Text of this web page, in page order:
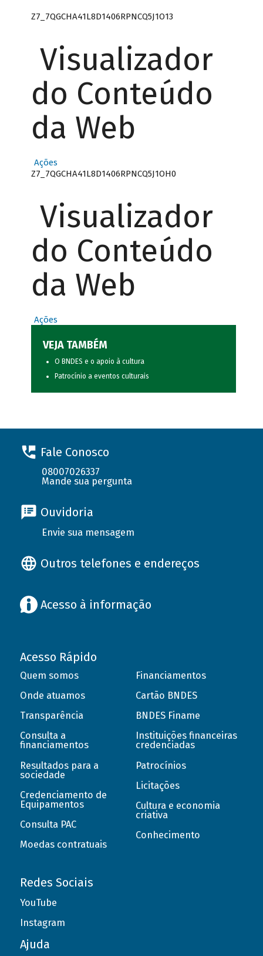
Z7_7QGCHA41L8D1406RPNCQ5J1O13
Visualizador
do Conteúdo
da Web
Ações
Z7_7QGCHA41L8D1406RPNCQ5J1OH0
Visualizador
do Conteúdo
da Web
Ações
VEJA TAMBÉM
O BNDES e o apoio à cultura
Patrocínio a eventos culturais
Fale Conosco
08007026337
Mande sua pergunta
Ouvidoria
Envie sua mensagem
Outros telefones e endereços
Acesso à informação
Acesso Rápido
Quem somos
Onde atuamos
Transparência
Consulta a
financiamentos
Resultados para a
sociedade
Credenciamento de
Equipamentos
Consulta PAC
Moedas contratuais
Financiamentos
Cartão BNDES
BNDES Finame
Instituições financeiras
credenciadas
Patrocínios
Licitações
Cultura e economia
criativa
Conhecimento
Redes Sociais
YouTube
Instagram
Ajuda